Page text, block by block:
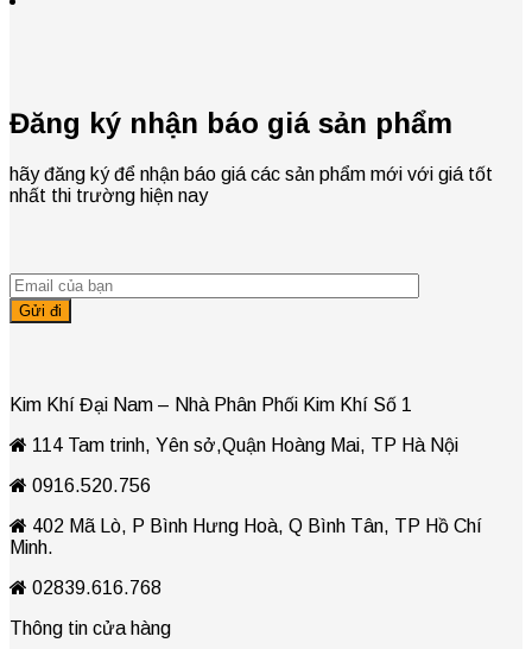
Đăng ký nhận báo giá sản phẩm
hãy đăng ký để nhận báo giá các sản phẩm mới với giá tốt
nhất thi trường hiện nay
Kim Khí Đại Nam – Nhà Phân Phối Kim Khí Số 1
114 Tam trinh, Yên sở,Quận Hoàng Mai, TP Hà Nội
0916.520.756
402 Mã Lò, P Bình Hưng Hoà, Q Bình Tân, TP Hồ Chí
Minh.
02839.616.768
Thông tin cửa hàng